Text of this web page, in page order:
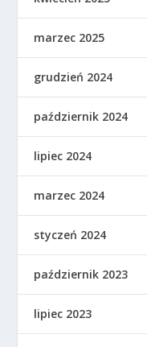
marzec 2025
grudzień 2024
październik 2024
lipiec 2024
marzec 2024
styczeń 2024
październik 2023
lipiec 2023